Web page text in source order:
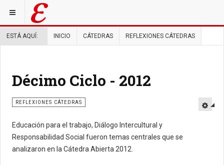
ESTÁ AQUÍ: INICIO CÁTEDRAS REFLEXIONES CÁTEDRAS
Décimo Ciclo - 2012
REFLEXIONES CÁTEDRAS
Educación para el trabajo, Diálogo Intercultural y
Responsabilidad Social fueron temas centrales que se
analizaron en la Cátedra Abierta 2012.